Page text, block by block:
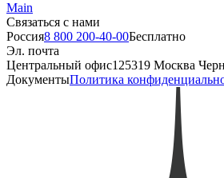
Main
Связаться с нами
Россия8 800 200-40-00Бесплатно
Эл. почта
Центральный офис125319 Москва
ДокументыПолитика